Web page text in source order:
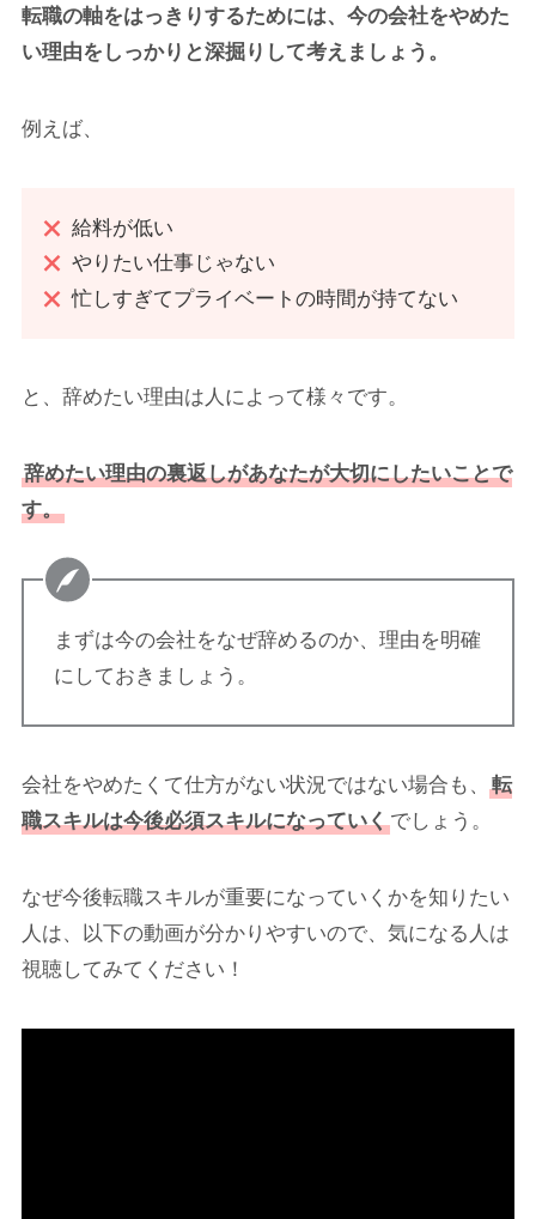
転職の軸をはっきりするためには、今の会社をやめた
い理由をしっかりと深掘りして考えましょう。
例えば、
給料が低い
やりたい仕事じゃない
忙しすぎてプライベートの時間が持てない
と、辞めたい理由は人によって様々です。
辞めたい理由の裏返しがあなたが大切にしたいことで
す。
まずは今の会社をなぜ辞めるのか、理由を明確
にしておきましょう。
会社をやめたくて仕方がない状況ではない場合も、
転
職スキルは今後必須スキルになっていくでしょう。
なぜ今後転職スキルが重要になっていくかを知りたい
人は、以下の動画が分かりやすいので、気になる人は
視聴してみてください！